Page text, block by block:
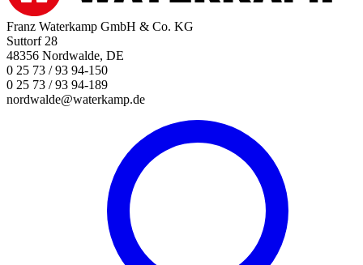
Franz Waterkamp GmbH & Co. KG
Suttorf 28
48356 Nordwalde, DE
0 25 73 / 93 94-150
0 25 73 / 93 94-189
nordwalde@waterkamp.de